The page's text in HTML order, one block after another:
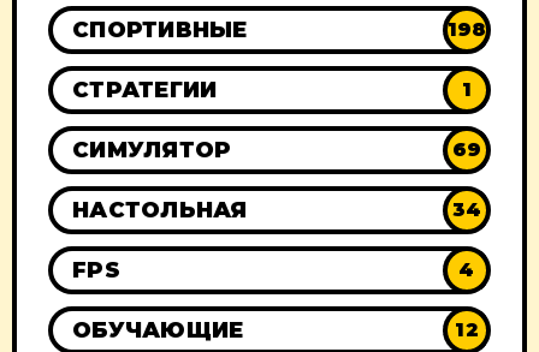
СПОРТИВНЫЕ 198
СТРАТЕГИИ 1
СИМУЛЯТОР 69
НАСТОЛЬНАЯ 34
FPS 4
ОБУЧАЮЩИЕ 12